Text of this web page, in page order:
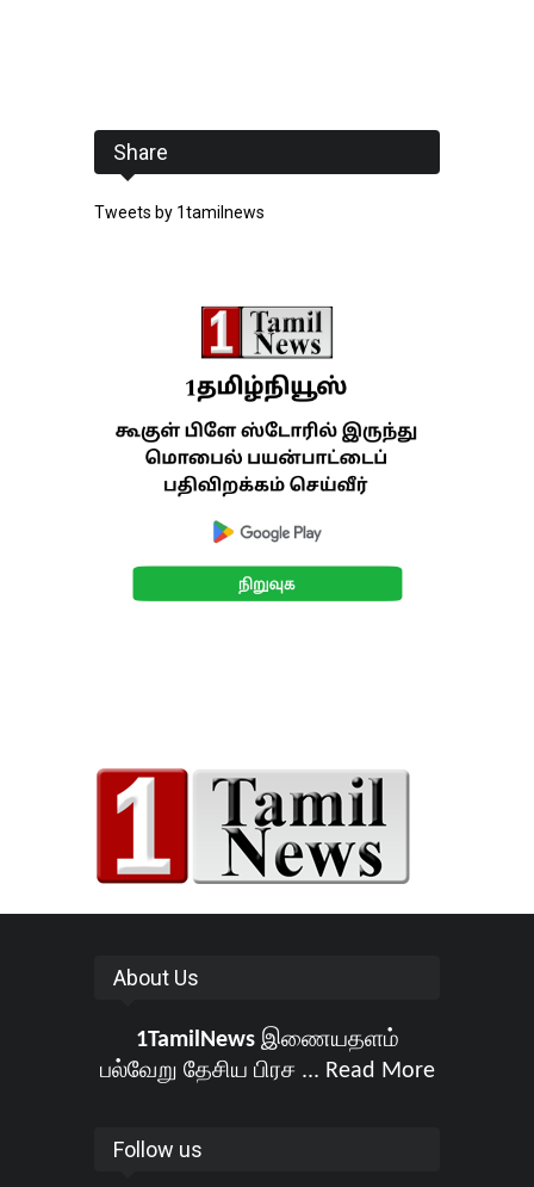
Share
Tweets by 1tamilnews
About Us
1TamilNewsஇணையதளம்
பல்வேறு தேசிய பிரச ... Read More
Follow us